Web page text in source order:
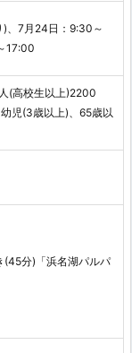
、7月24日：9:30～
17:00
(高校生以上)2200
児(3歳以上)、65歳以
(45分)「浜名湖パルパ